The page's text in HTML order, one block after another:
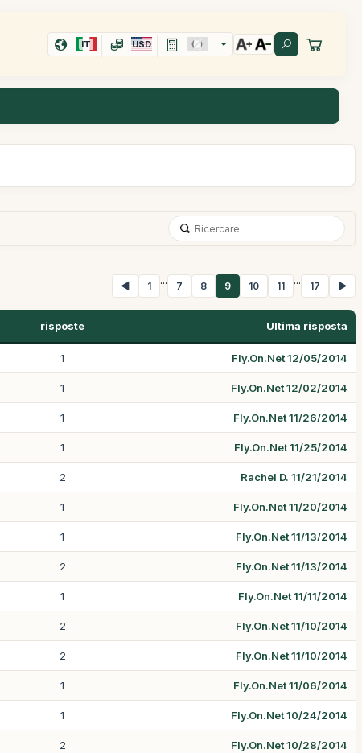
IT USD
◀ 1 ... 7 8 9 10 11 ... 17 ▶
risposte Ultima risposta
1 Fly.On.Net 12/05/2014
1 Fly.On.Net 12/02/2014
1 Fly.On.Net 11/26/2014
1 Fly.On.Net 11/25/2014
2 Rachel D. 11/21/2014
1 Fly.On.Net 11/20/2014
1 Fly.On.Net 11/13/2014
2 Fly.On.Net 11/13/2014
1 Fly.On.Net 11/11/2014
2 Fly.On.Net 11/10/2014
2 Fly.On.Net 11/10/2014
1 Fly.On.Net 11/06/2014
1 Fly.On.Net 10/24/2014
2 Fly.On.Net 10/28/2014